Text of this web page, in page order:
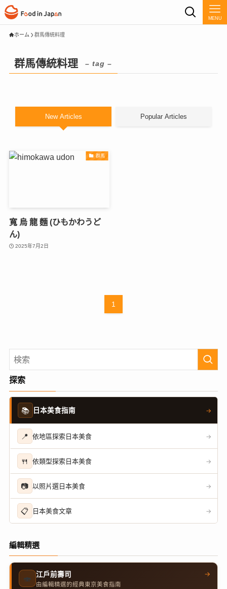
MENU
ホーム 群馬傳統料理
群馬傳統料理 – tag –
New Articles Popular Articles
群馬
寬 烏 龍 麵 (ひもかわうど
ん)
2025年7月2日
1
探索
📚 日本美食指南 →
📍 依地區探索日本美食 →
🍴 依類型探索日本美食 →
📷 以照片選日本美食 →
📋 日本美食文章 →
編輯精選
🍣 江戶前壽司
由編輯精選的經典東京美食指南
→